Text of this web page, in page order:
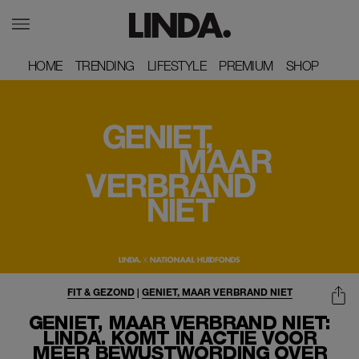
HOME
HOME TRENDING
TRENDING LIFESTYLE
LIFESTYLE PREMIUM
PREMIUM SHOP
SHOP
GENIET, MAAR VERBRAND NIET:
LINDA. KOMT IN ACTIE VOOR
MEER BEWUSTWORDING OVER
FIT & GEZOND| GENIET, MAAR VERBRAND NIET